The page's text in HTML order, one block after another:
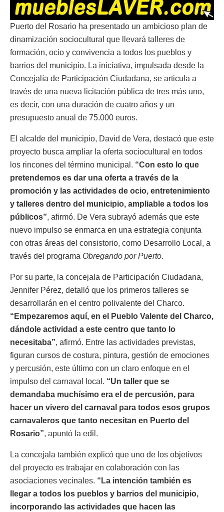
Puerto del Rosario ha presentado un ambicioso plan de
dinamización sociocultural que llevará talleres de
formación, ocio y convivencia a todos los pueblos y
barrios del municipio. La iniciativa, impulsada desde la
Concejalía de Participación Ciudadana, se articula a
través de una nueva licitación pública de tres más uno,
es decir, con una duración de cuatro años y un
presupuesto anual de 75.000 euros.
El alcalde del municipio, David de Vera, destacó que este
proyecto busca ampliar la oferta sociocultural en todos
los rincones del término municipal. “Con esto lo que
pretendemos es dar una oferta a través de la
promoción y las actividades de ocio, entretenimiento
y talleres dentro del municipio, ampliable a todos los
públicos”, afirmó. De Vera subrayó además que este
nuevo impulso se enmarca en una estrategia conjunta
con otras áreas del consistorio, como Desarrollo Local, a
través del programa Obregando por Puerto.
Por su parte, la concejala de Participación Ciudadana,
Jennifer Pérez, detalló que los primeros talleres se
desarrollarán en el centro polivalente del Charco.
“Empezaremos aquí, en el Pueblo Valente del Charco,
dándole actividad a este centro que tanto lo
necesitaba”, afirmó. Entre las actividades previstas,
figuran cursos de costura, pintura, gestión de emociones
y percusión, este último con un claro enfoque en el
impulso del carnaval local. “Un taller que se
demandaba muchísimo era el de percusión, para
hacer un vivero del carnaval para todos esos grupos
carnavaleros que tanto necesitan en Puerto del
Rosario”, apuntó la edil.
La concejala también explicó que uno de los objetivos
del proyecto es trabajar en colaboración con las
asociaciones vecinales. “La intención también es
llegar a todos los pueblos y barrios del municipio,
incorporando las actividades que hacen las